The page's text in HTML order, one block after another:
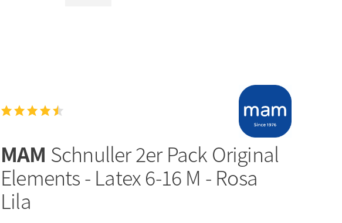
MAM Schnuller 2er Pack Original
Elements - Latex 6-16 M - Rosa
Lila